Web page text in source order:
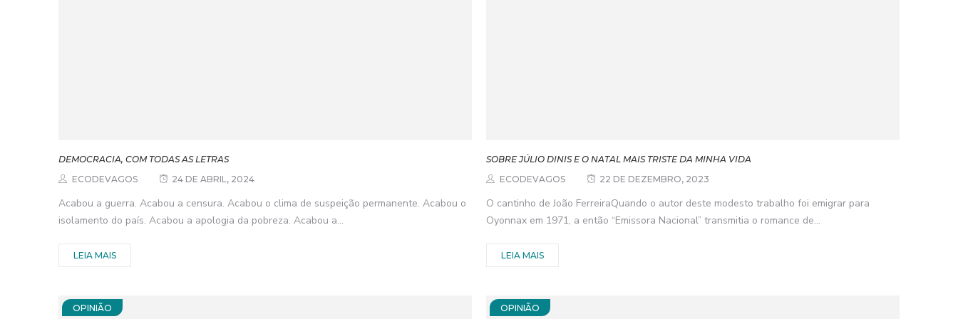
DEMOCRACIA, COM TODAS AS LETRAS
ECODEVAGOS
24 DE ABRIL, 2024
Acabou a guerra. Acabou a censura. Acabou o clima de suspeição permanente. Acabou o
isolamento do país. Acabou a apologia da pobreza. Acabou a...
LEIA MAIS
SOBRE JÚLIO DINIS E O NATAL MAIS TRISTE DA MINHA VIDA
ECODEVAGOS
22 DE DEZEMBRO, 2023
O cantinho de João FerreiraQuando o autor deste modesto trabalho foi emigrar para
Oyonnax em 1971, a então “Emissora Nacional” transmitia o romance de...
LEIA MAIS
OPINIÃO OPINIÃO